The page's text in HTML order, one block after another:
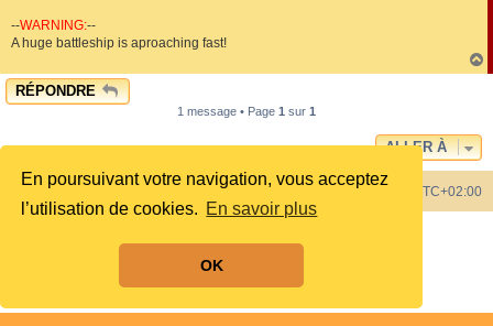
En poursuivant votre navigation, vous acceptez
l’utilisation de cookies. En savoir plus
OK
--WARNING:--
A huge battleship is aproaching fast!
a
RÉPONDRE
1 message • Page 1 sur 1
ALLER À
Index du forum Heures au format UTC+02:00
Traduit par
Confidentialité|Conditions